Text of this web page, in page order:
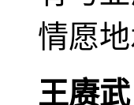
情愿
王赓武